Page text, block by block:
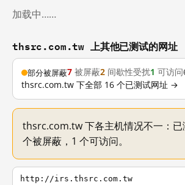
加载中……
thsrc.com.tw 上其他已测试的网址
部分被屏蔽7 被屏蔽2 间歇性受扰1 可访问
thsrc.com.tw 下全部 16 个已测试网址 →
thsrc.com.tw 下各主机情况不一：已
个被屏蔽，1 个可访问。
http://irs.thsrc.com.tw